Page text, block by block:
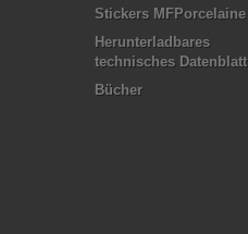
Stickers MFPorcelaine
Herunterladbares
technisches Datenblatt
Bücher